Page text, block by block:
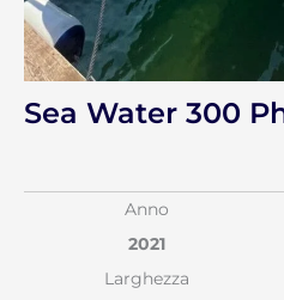
Sea Water 300
Anno
2021
Larghezza